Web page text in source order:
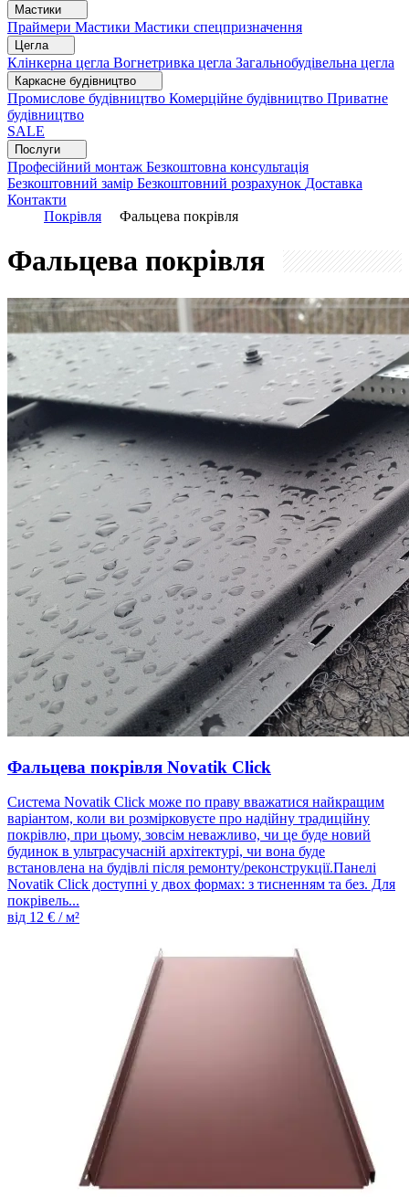
Мастики
Праймери Мастики Мастики спецпризначення
Цегла
Клінкерна цегла Вогнетривка цегла Загальнобудівельна цегла
Каркасне будівництво
Промислове будівництво Комерційне будівництво Приватне
будівництво
SALE
Послуги
Професійний монтаж Безкоштовна консультація
Безкоштовний замір Безкоштовний розрахунок Доставка
Контакти
Покрівля
Фальцева покрівля
Фальцева покрівля
Фальцева покрівля Novatik Click
Система Novatik Click може по праву вважатися найкращим
варіантом, коли ви розмірковуєте про надійну традиційну
покрівлю, при цьому, зовсім неважливо, чи це буде новий
будинок в ультрасучасній архітектурі, чи вона буде
встановлена ​​на будівлі після ремонту/реконструкції.Панелі
Novatik Click доступні у двох формах: з тисненням та без. Для
покрівель...
від 12 € / м²